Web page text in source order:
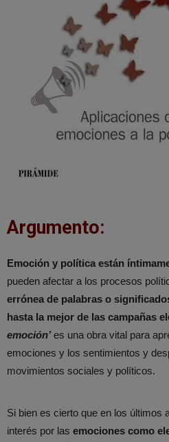
Argumento:
Emoción y política están
pueden afectar a los procesos
errónea de palabras o
hasta la mejor de las campañas
emoción’es una obra vital para
emociones y los sentimientos y
movimientos sociales y políticos.
Si bien es cierto que en los últimos
interés por las emociones como